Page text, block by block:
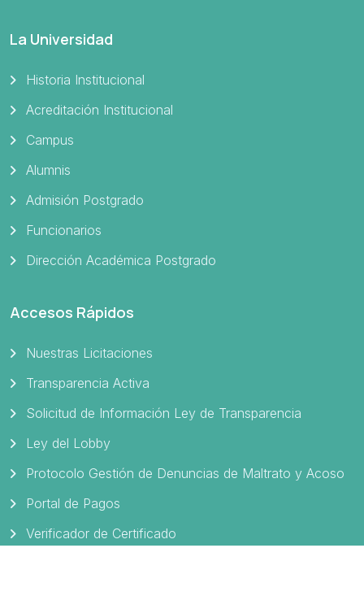
La Universidad
Historia Institucional
Acreditación Institucional
Campus
Alumnis
Admisión Postgrado
Funcionarios
Dirección Académica Postgrado
Accesos Rápidos
Nuestras Licitaciones
Transparencia Activa
Solicitud de Información Ley de Transparencia
Ley del Lobby
Protocolo Gestión de Denuncias de Maltrato y Acoso
Portal de Pagos
Verificador de Certificado